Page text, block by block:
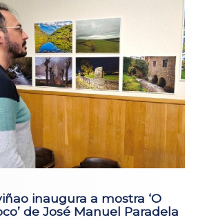
inaugura a mostra ‘O
de José Manuel Paradela